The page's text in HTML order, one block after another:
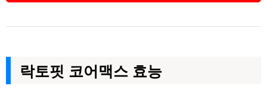
락토핏 코어맥스 효능